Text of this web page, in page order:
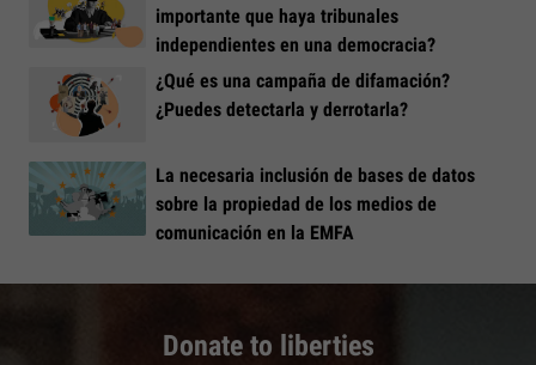
importante que haya tribunales
independientes en una democracia?
¿Qué es una campaña de difamación?
¿Puedes detectarla y derrotarla?
La necesaria inclusión de bases de datos
sobre la propiedad de los medios de
comunicación en la EMFA
Donate to liberties